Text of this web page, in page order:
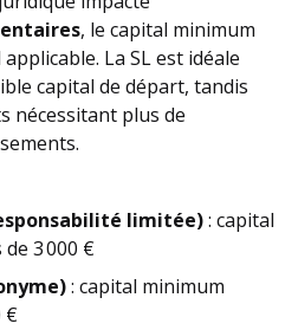
, le capital minimum
La SL est idéale
capital de départ, tandis
nécessitant plus de
limitée): capital
3 000 €
: capital minimum
€